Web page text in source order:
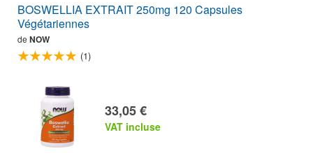
BOSWELLIA EXTRAIT 250mg 120 Capsules
Végétariennes
de NOW
(1)
33,05 €
VAT incluse